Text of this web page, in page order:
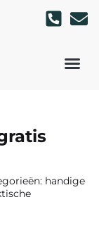
handige